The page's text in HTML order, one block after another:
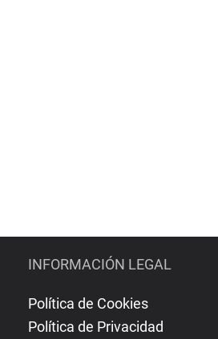
INFORMACIÓN LEGAL
Política de Cookies
Política de Privacidad